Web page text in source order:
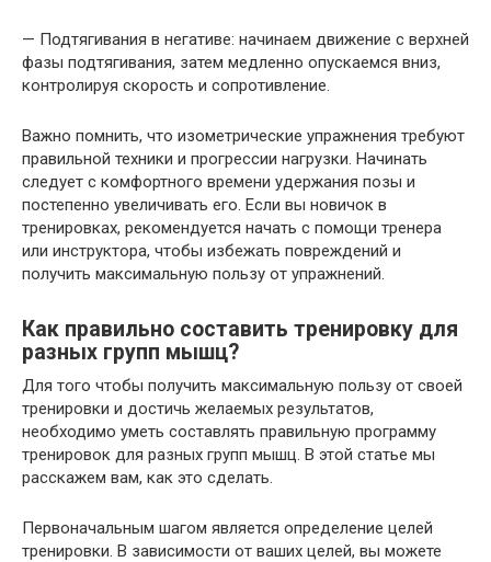
— Подтягивания в негативе: начинаем движение с верхней
фазы подтягивания, затем медленно опускаемся вниз,
контролируя скорость и сопротивление.
Важно помнить, что изометрические упражнения требуют
правильной техники и прогрессии нагрузки. Начинать
следует с комфортного времени удержания позы и
постепенно увеличивать его. Если вы новичок в
тренировках, рекомендуется начать с помощи тренера
или инструктора, чтобы избежать повреждений и
получить максимальную пользу от упражнений.
Как правильно составить тренировку для
разных групп мышц?
Для того чтобы получить максимальную пользу от своей
тренировки и достичь желаемых результатов,
необходимо уметь составлять правильную программу
тренировок для разных групп мышц. В этой статье мы
расскажем вам, как это сделать.
Первоначальным шагом является определение целей
тренировки. В зависимости от ваших целей, вы можете